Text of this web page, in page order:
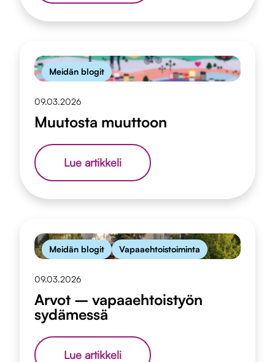
16.4.
Meidän blogit
09.03.2026
Muutosta muuttoon
Lue artikkeliMuutosta
muuttoon
Meidän blogit Vapaaehtoistoiminta
09.03.2026
Arvot – vapaaehtoistyön
sydämessä
Lue artikkeliArvot